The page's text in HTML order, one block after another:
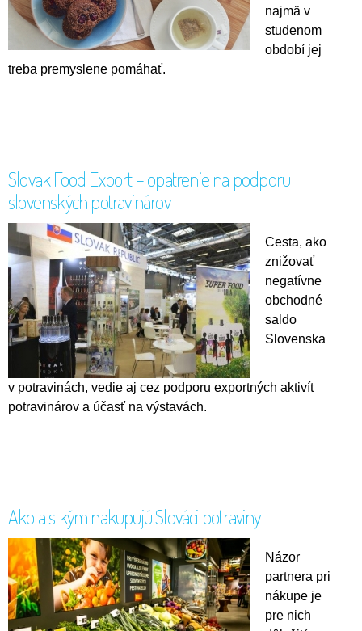
najmä v
studenom
období jej
treba premyslene pomáhať.
Slovak Food Export – opatrenie na podporu
slovenských potravinárov
Cesta, ako
znižovať
negatívne
obchodné
saldo
Slovenska
v potravinách, vedie aj cez podporu exportných aktivít
potravinárov a účasť na výstavách.
Ako a s kým nakupujú Slováci potraviny
Názor
partnera pri
nákupe je
pre nich